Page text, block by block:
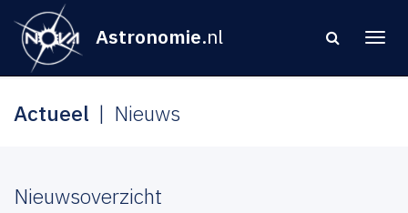
Astronomie.nl
Actueel Nieuws
Nieuwsoverzicht